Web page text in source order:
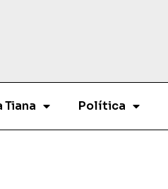
Tiana Política